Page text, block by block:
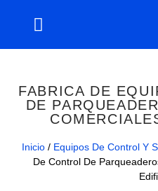
FABRICA DE
DE
Inicio/ Equipos De Control Y
De Control De